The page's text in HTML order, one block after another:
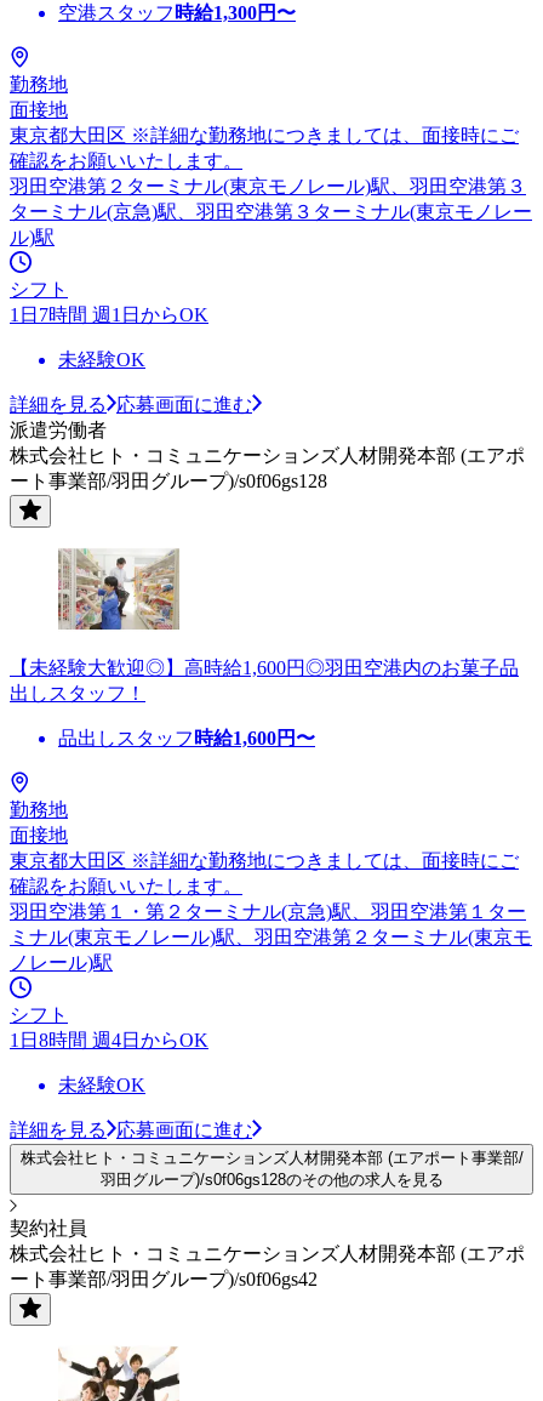
空港スタッフ 時給1,300円〜
勤務地
面接地
東京都大田区 ※詳細な勤務地につきましては、面接時にご
確認をお願いいたします。
羽田空港第２ターミナル(東京モノレール)駅、羽田空港第３
ターミナル(京急)駅、羽田空港第３ターミナル(東京モノレー
ル)駅
シフト
1日7時間 週1日からOK
未経験OK
詳細を見る
応募画面に進む
派遣労働者
株式会社ヒト・コミュニケーションズ人材開発本部 (エアポ
ート事業部/羽田グループ)/s0f06gs128
【未経験大歓迎◎】高時給1,600円◎羽田空港内のお菓子品
出しスタッフ！
品出しスタッフ 時給1,600円〜
勤務地
面接地
東京都大田区 ※詳細な勤務地につきましては、面接時にご
確認をお願いいたします。
羽田空港第１・第２ターミナル(京急)駅、羽田空港第１ター
ミナル(東京モノレール)駅、羽田空港第２ターミナル(東京モ
ノレール)駅
シフト
1日8時間 週4日からOK
未経験OK
詳細を見る 応募画面に進む
株式会社ヒト・コミュニケーションズ人材開発本部 (エアポート事業部/
羽田グループ)/s0f06gs128のその他の求人を見る
契約社員
株式会社ヒト・コミュニケーションズ人材開発本部 (エアポ
ート事業部/羽田グループ)/s0f06gs42